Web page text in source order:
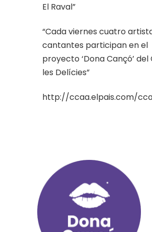
El Raval”
“Cada viernes cuatro
cantantes participan en el
proyecto ‘Dona Cançó’ del
les Delícies”
http://ccaa.elpais.com/